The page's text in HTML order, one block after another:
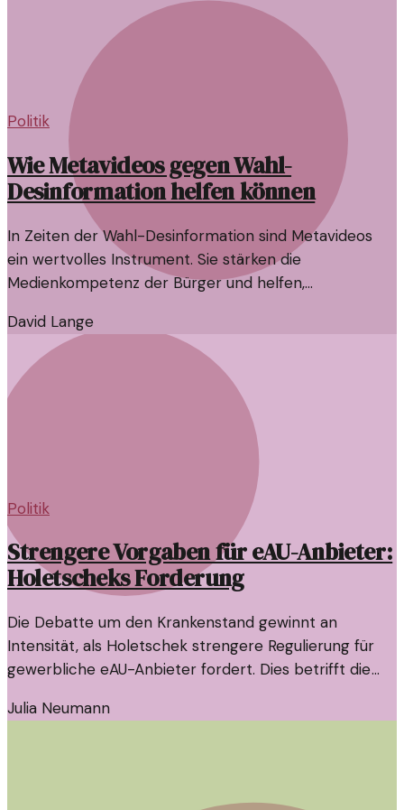
Politik
Wie Metavideos gegen Wahl-
Desinformation helfen können
In Zeiten der Wahl-Desinformation sind Metavideos
ein wertvolles Instrument. Sie stärken die
Medienkompetenz der Bürger und helfen,
David Lange
Politik
Strengere Vorgaben für eAU-Anbieter:
Holetscheks Forderung
Die Debatte um den Krankenstand gewinnt an
Intensität, als Holetschek strengere Regulierung für
gewerbliche eAU-Anbieter fordert. Dies betrifft die
Julia Neumann